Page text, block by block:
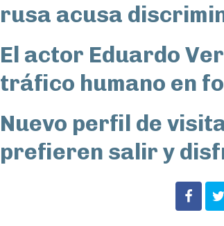
rusa acusa
El actor Eduardo
tráfico humano en
Nuevo perfil de
prefieren salir y